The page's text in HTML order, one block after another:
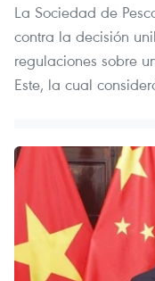
La Sociedad de
contra la decisión
regulaciones sobre
Este, la cual